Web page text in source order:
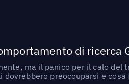
di ricerca
ma il panico per il calo
preoccuparsi e cosa